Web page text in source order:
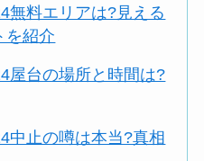
無料エリアは?見える
を紹介
屋台の場所と時間は?
中止の噂は本当?真相